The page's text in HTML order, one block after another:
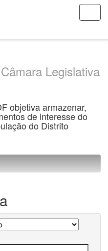
Legislativa
objetiva armazenar,
de interesse do
do Distrito